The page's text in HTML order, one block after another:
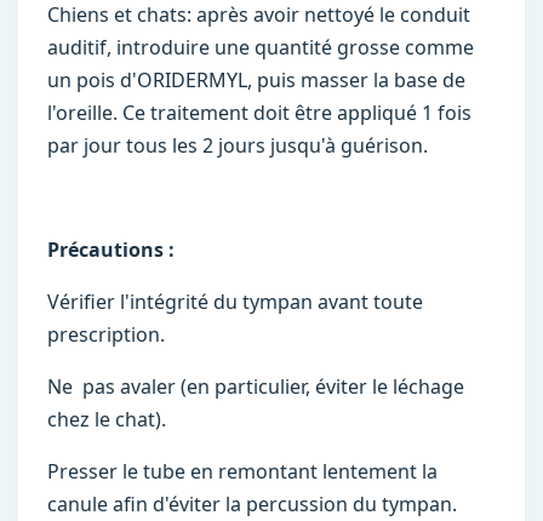
Chiens et chats: après avoir nettoyé le conduit
auditif, introduire une quantité grosse comme
un pois d'ORIDERMYL, puis masser la base de
l'oreille. Ce traitement doit être appliqué 1 fois
par jour tous les 2 jours jusqu'à guérison.
Précautions :
Vérifier l'intégrité du tympan avant toute
prescription.
Ne pas avaler (en particulier, éviter le léchage
chez le chat).
Presser le tube en remontant lentement la
canule afin d'éviter la percussion du tympan.